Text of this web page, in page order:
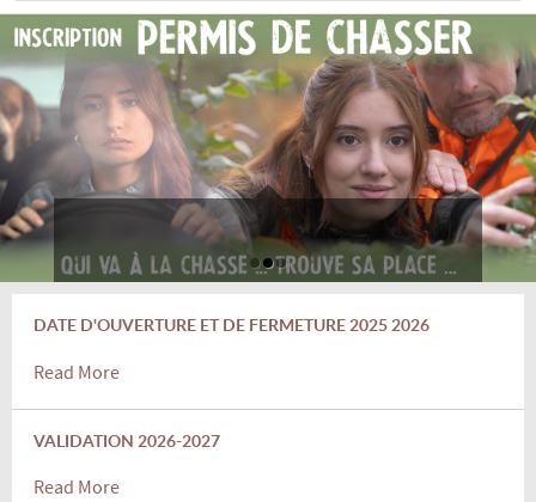
DATE D'OUVERTURE ET DE FERMETURE 2025 2026
Read More
VALIDATION 2026-2027
Read More